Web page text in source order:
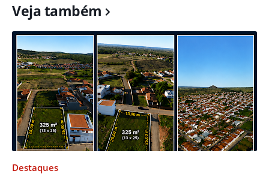
Veja também
Destaques